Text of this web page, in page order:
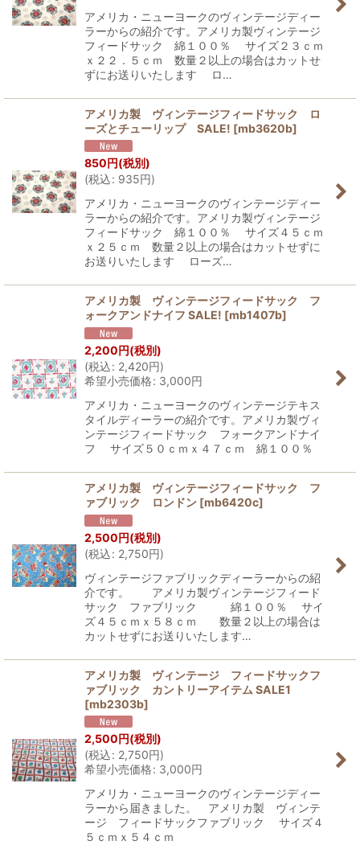
アメリカ・ニューヨークのヴィンテージディー
ラーからの紹介です。アメリカ製ヴィンテージ
フィードサック 綿１００％ サイズ２３ｃｍ
ｘ２２．５ｃｍ 数量２以上の場合はカットせ
ずにお送りいたします ロ…
アメリカ製 ヴィンテージフィードサック ロ
ーズとチューリップ SALE! [mb3620b]
850 円(税別)
(税込: 935円)
アメリカ・ニューヨークのヴィンテージディー
ラーからの紹介です。アメリカ製ヴィンテージ
フィードサック 綿１００％ サイズ４５ｃｍ
ｘ２５ｃｍ 数量２以上の場合はカットせずに
お送りいたします ローズ…
アメリカ製 ヴィンテージフィードサック フ
ォークアンドナイフ SALE! [mb1407b]
2,200円(税別)
(税込: 2,420円)
希望小売価格: 3,000円
アメリカ・ニューヨークのヴィンテージテキス
タイルディーラーの紹介です。アメリカ製ヴィ
ンテージフィードサック フォークアンドナイ
フ サイズ５０ｃｍｘ４７ｃｍ 綿１００％
アメリカ製 ヴィンテージフィードサック フ
ァブリック ロンドン [mb6420c]
2,500円(税別)
(税込: 2,750円)
ヴィンテージファブリックディーラーからの紹
介です。 アメリカ製ヴィンテージフィード
サック ファブリック 綿１００％ サイ
ズ４５ｃｍｘ５８ｃｍ 数量２以上の場合は
カットせずにお送りいたします…
アメリカ製 ヴィンテージ フィードサックフ
ァブリック カントリーアイテム SALE1
[mb2303b]
2,500 円(税別)
(税込: 2,750円)
希望小売価格: 3,000円
アメリカ・ニューヨークのヴィンテージディー
ラーから届きました。 アメリカ製 ヴィンテ
ージ フィードサックファブリック サイズ４
５ｃｍｘ５４ｃｍ